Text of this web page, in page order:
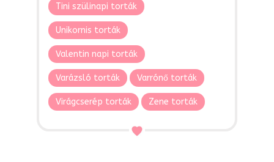
Tini szülinapi torták
Unikornis torták
Valentin napi torták
Varázsló torták Varrónő torták
Virágcserép torták Zene torták